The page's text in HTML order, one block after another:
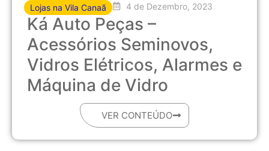
Lojas na Vila Canaã 4 de Dezembro, 2023
Ká Auto Peças –
Acessórios Seminovos,
Vidros Elétricos, Alarmes e
Máquina de Vidro
VER CONTEÚDO